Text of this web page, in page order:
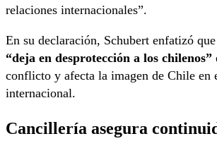
relaciones internacionales”.
En su declaración, Schubert enfatizó
“deja en desprotección a los chilenos”
conflicto y afecta la imagen de Chile en
internacional.
Cancillería asegura